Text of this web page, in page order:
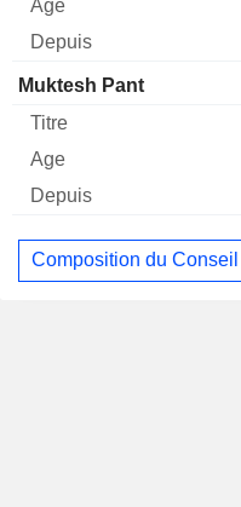
Muktesh Pant
Composition du